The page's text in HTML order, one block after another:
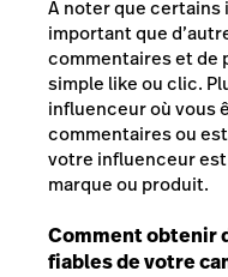
A noter que
important que
commentaires et de
simple like ou clic.
influenceur où vous
commentaires ou
votre influenceur est
marque ou produit.
Comment obtenir
fiables de votre